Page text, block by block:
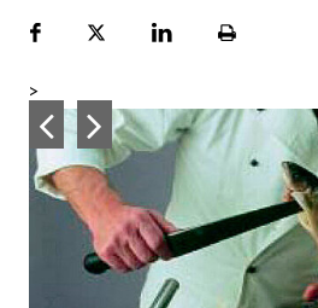
FacebookPlattformLinekdInSeite
>